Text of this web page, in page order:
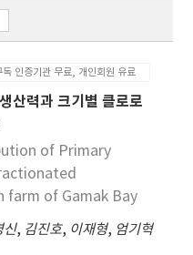
독 인증기관 무료, 개인회원 유료
산력과 크기별 클로로
of Primary
farm of Gamak Bay
신, 김진호, 이재형, 엄기혁